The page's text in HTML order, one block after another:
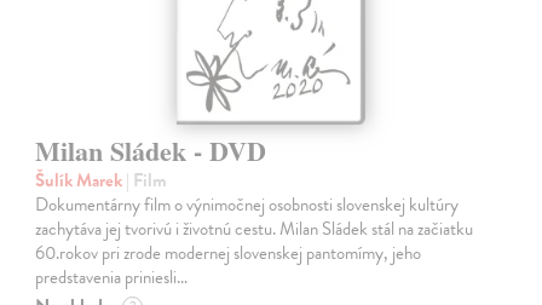
Milan Sládek - DVD
Šulík Marek| Film
Dokumentárny film o výnimočnej osobnosti slovenskej kultúry
zachytáva jej tvorivú i životnú cestu. Milan Sládek stál na začiatku
60.rokov pri zrode modernej slovenskej pantomímy, jeho
predstavenia priniesli…